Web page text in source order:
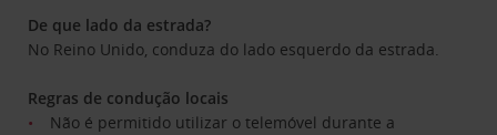
De que lado da estrada?
No Reino Unido, conduza do lado esquerdo da estrada.
Regras de condução locais
Não é permitido utilizar o telemóvel durante a